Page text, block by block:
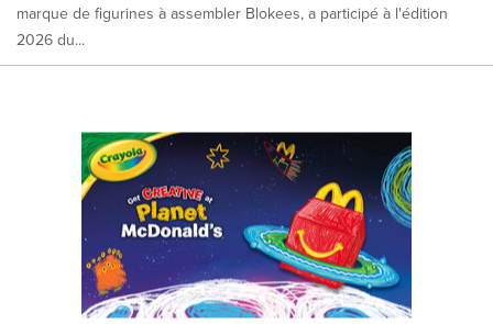
marque de figurines à assembler Blokees, a participé à l'édition
2026 du...